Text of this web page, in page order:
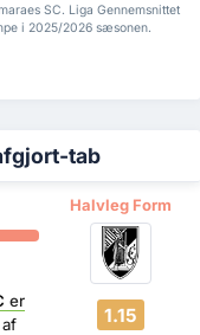
SC. Liga Gennemsnittet
i 2025/2026 sæsonen.
tab
Halvleg Form
er
1.15